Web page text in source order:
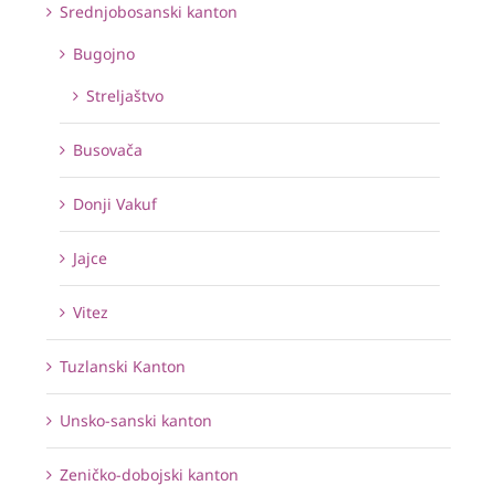
Srednjobosanski kanton
Bugojno
Streljaštvo
Busovača
Donji Vakuf
Jajce
Vitez
Tuzlanski Kanton
Unsko-sanski kanton
Zeničko-dobojski kanton